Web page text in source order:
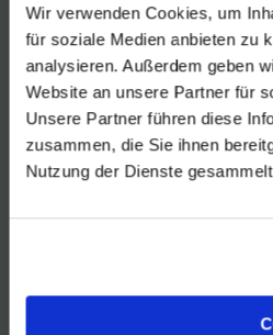
Wir verwenden Cookies, um
für soziale Medien anbieten zu
analysieren. Außerdem geben
Website an unsere Partner für
Unsere Partner führen diese
zusammen, die Sie ihnen
Nutzung der Dienste
Gouda
von Oma
Ratz